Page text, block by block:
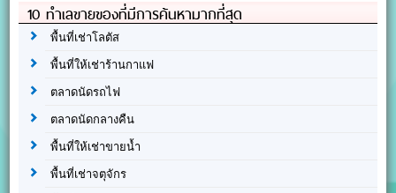
10 ทำเลขายของที่มีการค้นหามากที่สุด
พื้นที่เช่าโลตัส
พื้นที่ให้เช่าร้านกาแฟ
ตลาดนัดรถไฟ
ตลาดนัดกลางคืน
พื้นที่ให้เช่าขายน้ำ
พื้นที่เช่าจตุจักร